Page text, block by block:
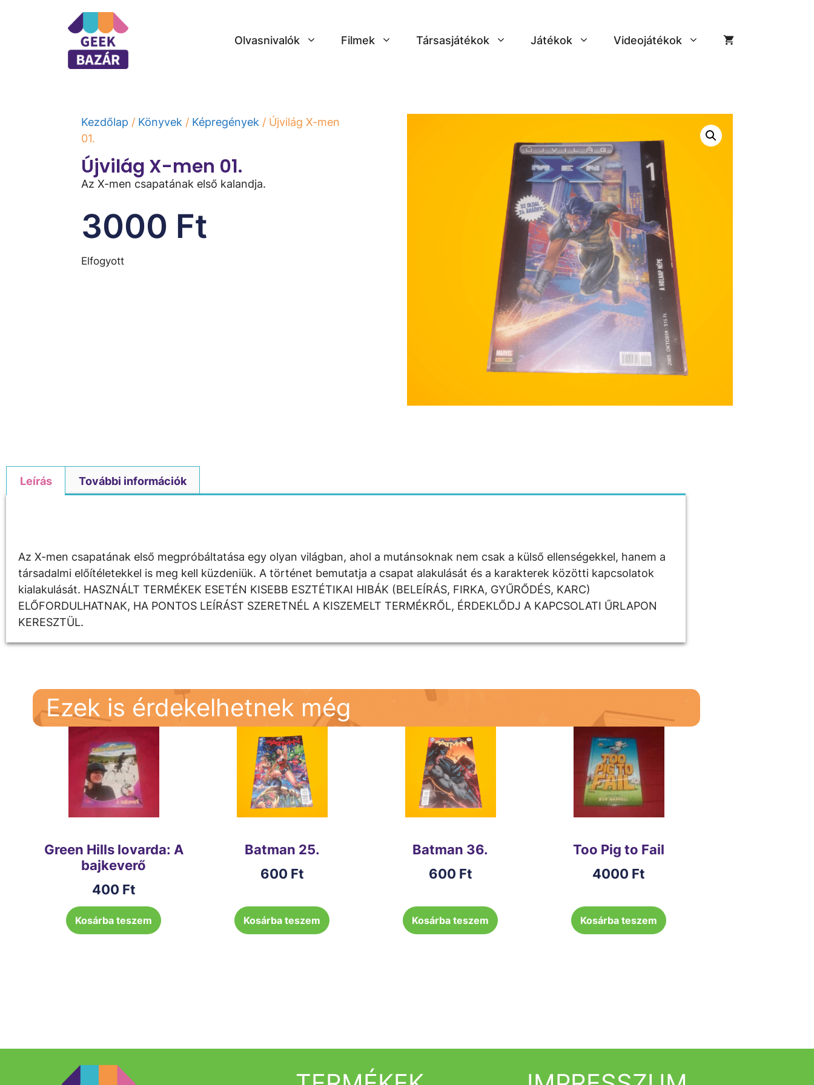
Olvasnivalók Filmek Társasjátékok Játékok Videojátékok
Kezdőlap / Könyvek / Képregények / Újvilág X-men
01.
Újvilág X-men 01.
Az X-men csapatának első kalandja.
3000 Ft
Elfogyott
Leírás További információk
Az X-men csapatának első megpróbáltatása egy olyan világban, ahol a mutánsoknak nem csak a külső ellenségekkel, hanem a
társadalmi előítéletekkel is meg kell küzdeniük. A történet bemutatja a csapat alakulását és a karakterek közötti kapcsolatok
kialakulását. HASZNÁLT TERMÉKEK ESETÉN KISEBB ESZTÉTIKAI HIBÁK (BELEÍRÁS, FIRKA, GYŰRŐDÉS, KARC)
ELŐFORDULHATNAK, HA PONTOS LEÍRÁST SZERETNÉL A KISZEMELT TERMÉKRŐL, ÉRDEKLŐDJ A KAPCSOLATI ŰRLAPON
KERESZTÜL.
Ezek is érdekelhetnek még
Green Hills lovarda: A
bajkeverő
400 Ft
Kosárba teszem
Batman 25.
600 Ft
Kosárba teszem
Batman 36.
600 Ft
Kosárba teszem
Too Pig to Fail
4000 Ft
Kosárba teszem